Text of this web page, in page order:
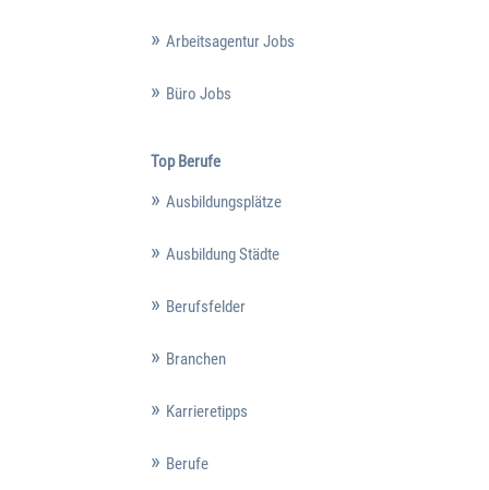
Arbeitsagentur Jobs
Büro Jobs
Top Berufe
Ausbildungsplätze
Ausbildung Städte
Berufsfelder
Branchen
Karrieretipps
Berufe